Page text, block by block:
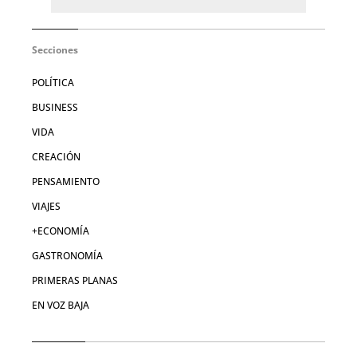
Secciones
POLÍTICA
BUSINESS
VIDA
CREACIÓN
PENSAMIENTO
VIAJES
+ECONOMÍA
GASTRONOMÍA
PRIMERAS PLANAS
EN VOZ BAJA